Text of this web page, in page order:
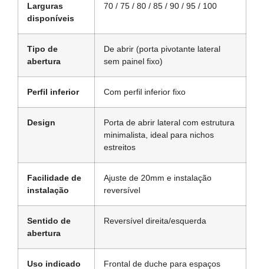
Larguras
disponíveis
70 / 75 / 80 / 85 / 90 / 95 / 100
Tipo de
abertura
De abrir (porta pivotante lateral
sem painel fixo)
Perfil inferior Com perfil inferior fixo
Design
Porta de abrir lateral com estrutura
minimalista, ideal para nichos
estreitos
Facilidade de
instalação
Ajuste de 20mm e instalação
reversível
Sentido de
abertura
Reversível direita/esquerda
Uso indicado
Frontal de duche para espaços